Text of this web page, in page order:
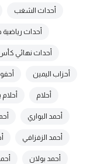
أحداث الشغب
أحداث رياضية
أحداث نهائي كأس
أحزاب اليمين
أحلام
أحمد البواري
أحمد الزفزافي
أحمد بولان